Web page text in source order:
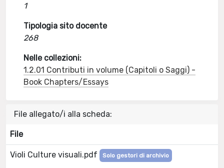
1
Tipologia sito docente
268
Nelle collezioni:
1.2.01 Contributi in volume (Capitoli o Saggi) -
Book Chapters/Essays
File allegato/i alla scheda:
File
Violi Culture visuali.pdf Solo gestori di archivio